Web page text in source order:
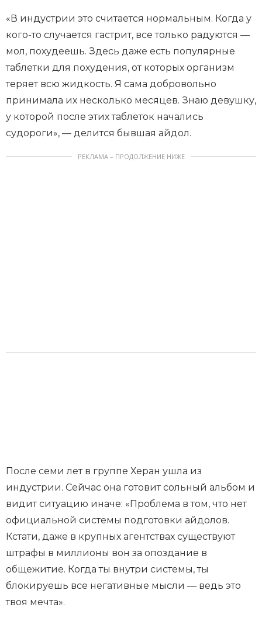
«В индустрии это считается нормальным. Когда у
кого-то случается гастрит, все только радуются —
мол, похудеешь. Здесь даже есть популярные
таблетки для похудения, от которых организм
теряет всю жидкость. Я сама добровольно
принимала их несколько месяцев. Знаю девушку,
у которой после этих таблеток начались
судороги», — делится бывшая айдол.
РЕКЛАМА – ПРОДОЛЖЕНИЕ НИЖЕ
После семи лет в группе Херан ушла из
индустрии. Сейчас она готовит сольный альбом и
видит ситуацию иначе: «Проблема в том, что нет
официальной системы подготовки айдолов.
Кстати, даже в крупных агентствах существуют
штрафы в миллионы вон за опоздание в
общежитие. Когда ты внутри системы, ты
блокируешь все негативные мысли — ведь это
твоя мечта».